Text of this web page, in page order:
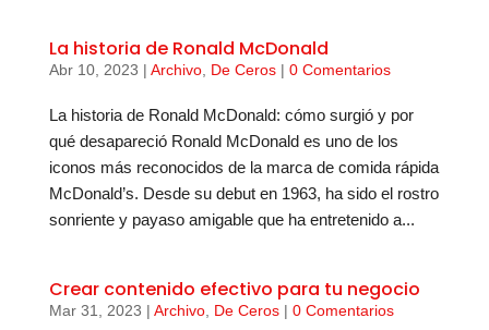
La historia de Ronald McDonald
Abr 10, 2023 | Archivo, De Ceros| 0 Comentarios
La historia de Ronald McDonald: cómo surgió y por
qué desapareció Ronald McDonald es uno de los
iconos más reconocidos de la marca de comida rápida
McDonald’s. Desde su debut en 1963, ha sido el rostro
sonriente y payaso amigable que ha entretenido a...
Crear contenido efectivo para tu negocio
Mar 31, 2023 | Archivo, De Ceros| 0 Comentarios